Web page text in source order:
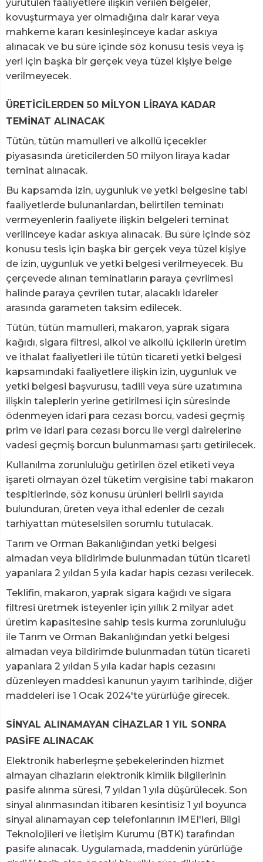
yürütülen faaliyetlere ilişkin verilen belgeler,
kovuşturmaya yer olmadığına dair karar veya
mahkeme kararı kesinleşinceye kadar askıya
alınacak ve bu süre içinde söz konusu tesis veya iş
yeri için başka bir gerçek veya tüzel kişiye belge
verilmeyecek.
ÜRETİCİLERDEN 50 MİLYON LİRAYA KADAR
TEMİNAT ALINACAK
Tütün, tütün mamulleri ve alkollü içecekler
piyasasında üreticilerden 50 milyon liraya kadar
teminat alınacak.
Bu kapsamda izin, uygunluk ve yetki belgesine tabi
faaliyetlerde bulunanlardan, belirtilen teminatı
vermeyenlerin faaliyete ilişkin belgeleri teminat
verilinceye kadar askıya alınacak. Bu süre içinde söz
konusu tesis için başka bir gerçek veya tüzel kişiye
de izin, uygunluk ve yetki belgesi verilmeyecek. Bu
çerçevede alınan teminatların paraya çevrilmesi
halinde paraya çevrilen tutar, alacaklı idareler
arasında garameten taksim edilecek.
Tütün, tütün mamulleri, makaron, yaprak sigara
kağıdı, sigara filtresi, alkol ve alkollü içkilerin üretim
ve ithalat faaliyetleri ile tütün ticareti yetki belgesi
kapsamındaki faaliyetlere ilişkin izin, uygunluk ve
yetki belgesi başvurusu, tadili veya süre uzatımına
ilişkin taleplerin yerine getirilmesi için süresinde
ödenmeyen idari para cezası borcu, vadesi geçmiş
prim ve idari para cezası borcu ile vergi dairelerine
vadesi geçmiş borcun bulunmaması şartı getirilecek.
Kullanılma zorunluluğu getirilen özel etiketi veya
işareti olmayan özel tüketim vergisine tabi makaron
tespitlerinde, söz konusu ürünleri belirli sayıda
bulunduran, üreten veya ithal edenler de cezalı
tarhiyattan müteselsilen sorumlu tutulacak.
Tarım ve Orman Bakanlığından yetki belgesi
almadan veya bildirimde bulunmadan tütün ticareti
yapanlara 2 yıldan 5 yıla kadar hapis cezası verilecek.
Teklifin, makaron, yaprak sigara kağıdı ve sigara
filtresi üretmek isteyenler için yıllık 2 milyar adet
üretim kapasitesine sahip tesis kurma zorunluluğu
ile Tarım ve Orman Bakanlığından yetki belgesi
almadan veya bildirimde bulunmadan tütün ticareti
yapanlara 2 yıldan 5 yıla kadar hapis cezasını
düzenleyen maddesi kanunun yayım tarihinde, diğer
maddeleri ise 1 Ocak 2024'te yürürlüğe girecek.
SİNYAL ALINAMAYAN CİHAZLAR 1 YIL SONRA
PASİFE ALINACAK
Elektronik haberleşme şebekelerinden hizmet
almayan cihazların elektronik kimlik bilgilerinin
pasife alınma süresi, 7 yıldan 1 yıla düşürülecek. Son
sinyal alınmasından itibaren kesintisiz 1 yıl boyunca
sinyal alınamayan cep telefonlarının IMEI'leri, Bilgi
Teknolojileri ve İletişim Kurumu (BTK) tarafından
pasife alınacak. Uygulamada, maddenin yürürlüğe